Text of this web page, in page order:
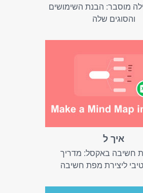
מוסבר: הבנת השימושים
והסוגים שלה
איך ל
חשיבה באקסל: מדריך
ליצירת מפת חשיבה